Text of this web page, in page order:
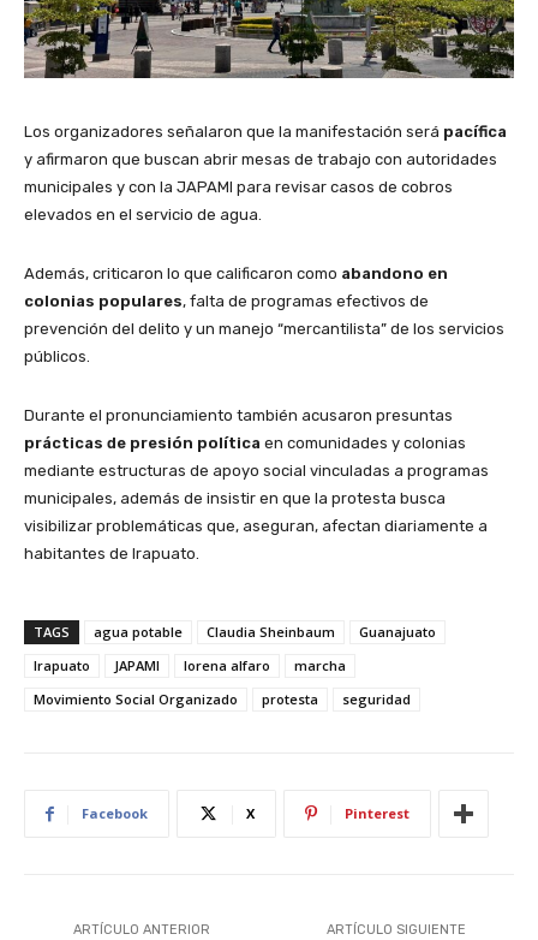
Los organizadores señalaron que la manifestación será pacífica
y afirmaron que buscan abrir mesas de trabajo con autoridades
municipales y con la JAPAMI para revisar casos de cobros
elevados en el servicio de agua.
Además, criticaron lo que calificaron como abandono en
colonias populares, falta de programas efectivos de
prevención del delito y un manejo “mercantilista” de los servicios
públicos.
Durante el pronunciamiento también acusaron presuntas
prácticas de presión política en comunidades y colonias
mediante estructuras de apoyo social vinculadas a programas
municipales, además de insistir en que la protesta busca
visibilizar problemáticas que, aseguran, afectan diariamente a
habitantes de Irapuato.
TAGS agua potable Claudia Sheinbaum
Guanajuato
Irapuato
JAPAMI lorena alfaro
marcha
Movimiento Social Organizado
protesta seguridad
Facebook X Pinterest
ARTÍCULO ANTERIOR ARTÍCULO SIGUIENTE